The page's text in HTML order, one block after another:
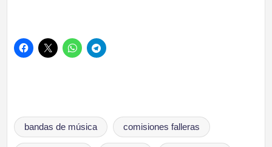
Etiquetas:
bandas de música comisiones falleras